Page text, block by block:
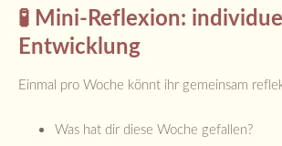
🧪 Mini-Reflexion:
Entwicklung
Einmal pro Woche könnt ihr gemeinsam
Was hat dir diese Woche gefallen?